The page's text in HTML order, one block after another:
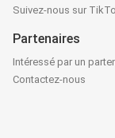
Suivez-nous sur
Partenaires
Intéressé par un
Contactez-nous